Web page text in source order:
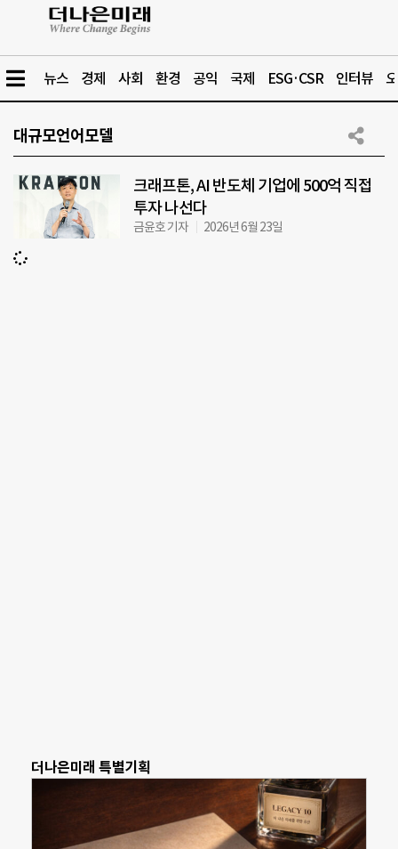
뉴스 경제 사회 환경 공익 국제 ESG·CSR 인터뷰
대규모언어모델
크래프톤, AI 반도체 기업에 500억 직접
투자 나선다
금윤호 기자 2026년 6월 23일
더나은미래 특별기획